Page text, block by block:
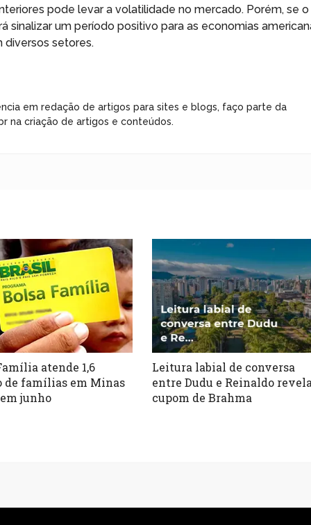
pode levar a volatilidade no mercado. Porém, se o
sinalizar um período positivo para as economias
diversos setores.
em redação de artigos para sites e blogs, faço parte da
na criação de artigos e conteúdos.
atende 1,6
de famílias em Minas
junho
Leitura labial de conversa
entre Dudu e Reinaldo
cupom de Brahma